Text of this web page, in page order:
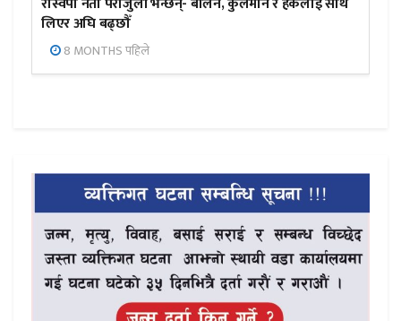
लिएर अघि बढ्छौँ
8 MONTHS पहिले